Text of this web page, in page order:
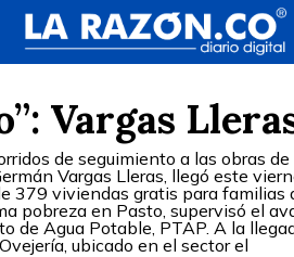
Vargas
de seguimiento a las obras de
Vargas Lleras, llegó este
379 viviendas gratis para familias
pobreza en Pasto, supervisó el
de Agua Potable, PTAP. A la
ubicado en el sector el